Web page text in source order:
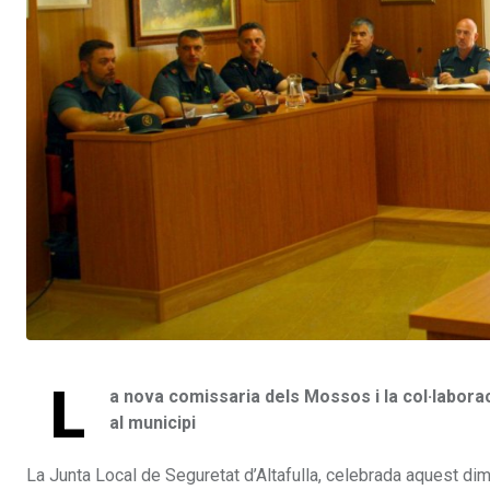
L
a nova comissaria dels Mossos i la
al municipi
La Junta Local de Seguretat d’Altafulla, celebrada aquest